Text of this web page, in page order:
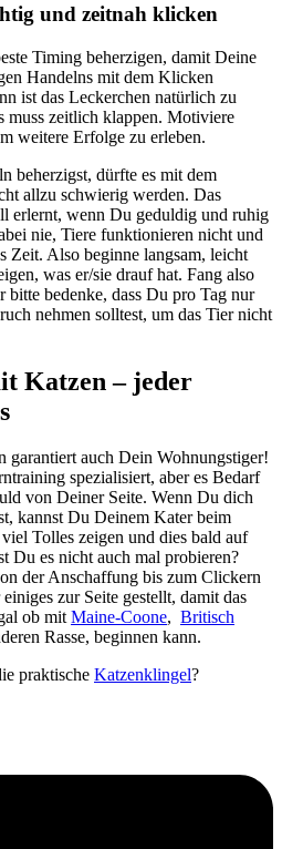
und zeitnah klicken
Timing beherzigen, damit Deine
Handelns mit dem Klicken
ist das Leckerchen natürlich zu
muss zeitlich klappen. Motiviere
weitere Erfolge zu erleben.
beherzigst, dürfte es mit dem
allzu schwierig werden. Das
erlernt, wenn Du geduldig und ruhig
nie, Tiere funktionieren nicht und
Zeit. Also beginne langsam, leicht
was er/sie drauf hat. Fang also
bitte bedenke, dass Du pro Tag nur
nehmen solltest, um das Tier nicht
Katzen – jeder
garantiert auch Dein Wohnungstiger!
spezialisiert, aber es Bedarf
von Deiner Seite. Wenn Du dich
kannst Du Deinem Kater beim
Tolles zeigen und dies bald auf
Du es nicht auch mal probieren?
der Anschaffung bis zum Clickern
zur Seite gestellt, damit das
ob mitMaine-Coone, Britisch
Rasse, beginnen kann.
praktische Katzenklingel?